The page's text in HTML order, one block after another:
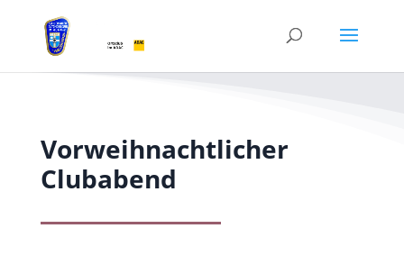
Vorweihnachtlicher
Clubabend